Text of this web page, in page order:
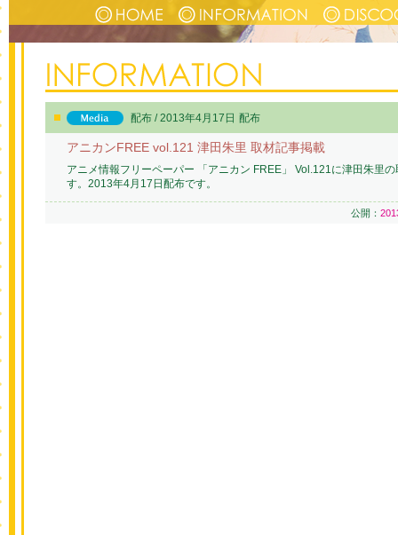
配布 / 2013年4月17日 配布
アニカンFREE vol.121 津田朱里 取材記事掲載
アニメ情報フリーペーパー 「アニカン FREE」 Vol.121に津田朱里
す。2013年4月17日配布です。
公開：